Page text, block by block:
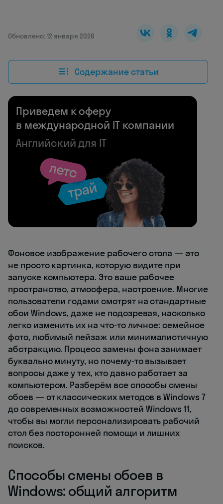
Обновлено: 12 января 2026
Содержание статьи
Приведем к оферу
в международной IT компании
Английский для IT
Фоновое изображение рабочего стола — это
не просто картинка, которую видите при
запуске компьютера. Это ваше рабочее
пространство, атмосфера, настроение. Многие
пользователи годами смотрят на стандартные
обои Windows, даже не подозревая, насколько
легко изменить их на что-то личное: семейное
фото, любимый пейзаж или минималистичную
абстракцию. Процесс замены фона занимает
буквально минуту, но почему-то вызывает
вопросы даже у тех, кто давно работает за
компьютером. Разберём все способы смены
обоев — от классических методов в Windows 7
до современных возможностей Windows 11,
чтобы вы могли персонализировать рабочий
стол без посторонней помощи и лишних
поисков.
Способы смены обоев в
Windows: общий алгоритм